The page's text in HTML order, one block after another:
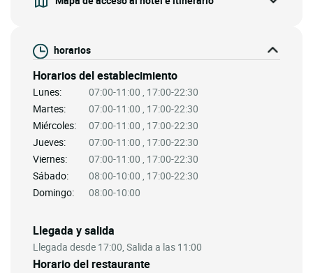
horarios
Horarios del establecimiento
Lunes:
07:00-11:00 , 17:00-22:30
Martes:
07:00-11:00 , 17:00-22:30
Miércoles:
07:00-11:00 , 17:00-22:30
Jueves:
07:00-11:00 , 17:00-22:30
Viernes:
07:00-11:00 , 17:00-22:30
Sábado:
08:00-10:00 , 17:00-22:30
Domingo:
08:00-10:00
Llegada y salida
Llegada desde 17:00, Salida a las 11:00
Horario del restaurante